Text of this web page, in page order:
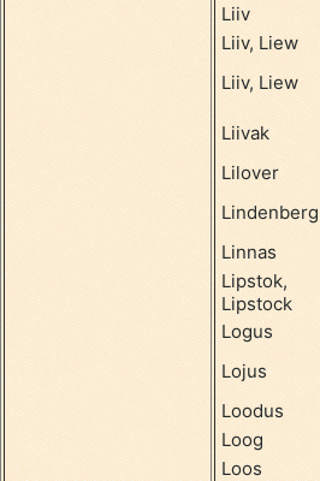
Liiv
Liiv, Liew
Liiv, Liew
Liivak
Lilover
Lindenberg
Linnas
Lipstok,
Lipstock
Logus
Lojus
Loodus
Loog
Loos